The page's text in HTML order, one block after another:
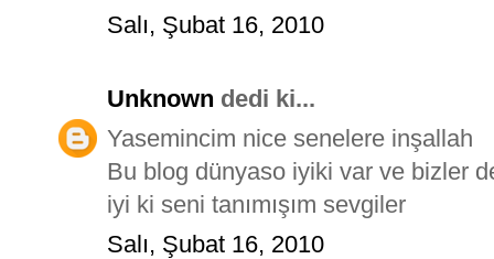
Salı, Şubat 16, 2010
Unknown dedi ki...
Yasemincim nice senelere inşallah
Bu blog dünyaso iyiki var ve bizler
iyi ki seni tanımışım sevgiler
Salı, Şubat 16, 2010